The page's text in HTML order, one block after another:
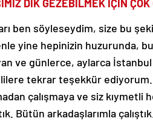
DİK GEZEBİLMEK İÇİN
ben söyleseydim, size bu
yine hepinizin huzurunda,
ve günlerce, aylarca
tekrar teşekkür
çalışmaya ve siz
Bütün arkadaşlarımla